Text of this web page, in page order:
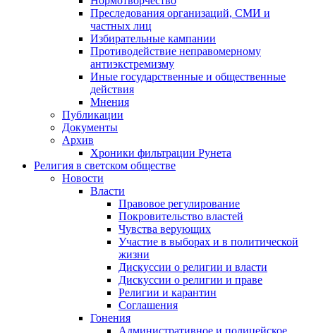
Преследования организаций, СМИ и
частных лиц
Избирательные кампании
Противодействие неправомерному
антиэкстремизму
Иные государственные и общественные
действия
Мнения
Публикации
Документы
Архив
Хроники фильтрации Рунета
Религия в светском обществе
Новости
Власти
Правовое регулирование
Покровительство властей
Чувства верующих
Участие в выборах и в политической
жизни
Дискуссии о религии и власти
Дискуссии о религии и праве
Религии и карантин
Соглашения
Гонения